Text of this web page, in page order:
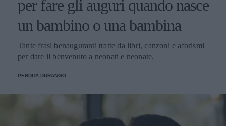
per fare gli auguri quando nasce
un bambino o una bambina
Tante frasi benauguranti tratte da libri, canzoni e aforismi
per dare il benvenuto a neonati e neonate.
PERDITA DURANGO